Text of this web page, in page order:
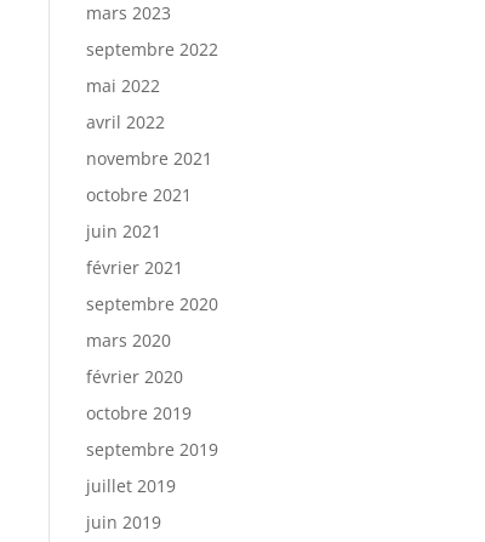
mars 2023
septembre 2022
mai 2022
avril 2022
novembre 2021
octobre 2021
juin 2021
février 2021
septembre 2020
mars 2020
février 2020
octobre 2019
septembre 2019
juillet 2019
juin 2019